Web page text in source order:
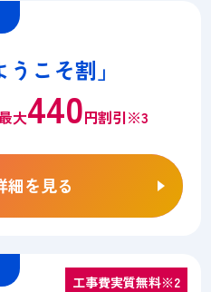
うこそ割」
大440円割引※3
細を見る
工事費実質無料※2